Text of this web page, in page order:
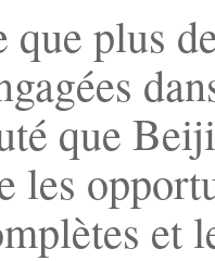
plus
que
les
et